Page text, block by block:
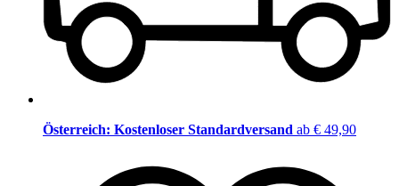
Österreich: Kostenloser Standardversand ab € 49,90